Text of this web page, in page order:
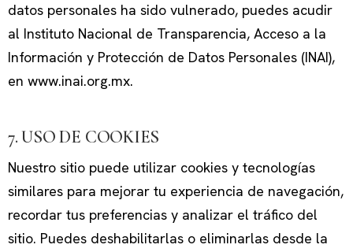
datos personales ha sido vulnerado, puedes acudir
al Instituto Nacional de Transparencia, Acceso a la
Información y Protección de Datos Personales (INAI),
en www.inai.org.mx.
7. USO DE COOKIES
Nuestro sitio puede utilizar cookies y tecnologías
similares para mejorar tu experiencia de navegación,
recordar tus preferencias y analizar el tráfico del
sitio. Puedes deshabilitarlas o eliminarlas desde la